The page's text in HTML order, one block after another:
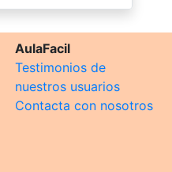
AulaFacil
Testimonios de
nuestros usuarios
Contacta con nosotros